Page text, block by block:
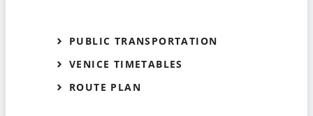
PUBLIC TRANSPORTATION
VENICE TIMETABLES
ROUTE PLAN